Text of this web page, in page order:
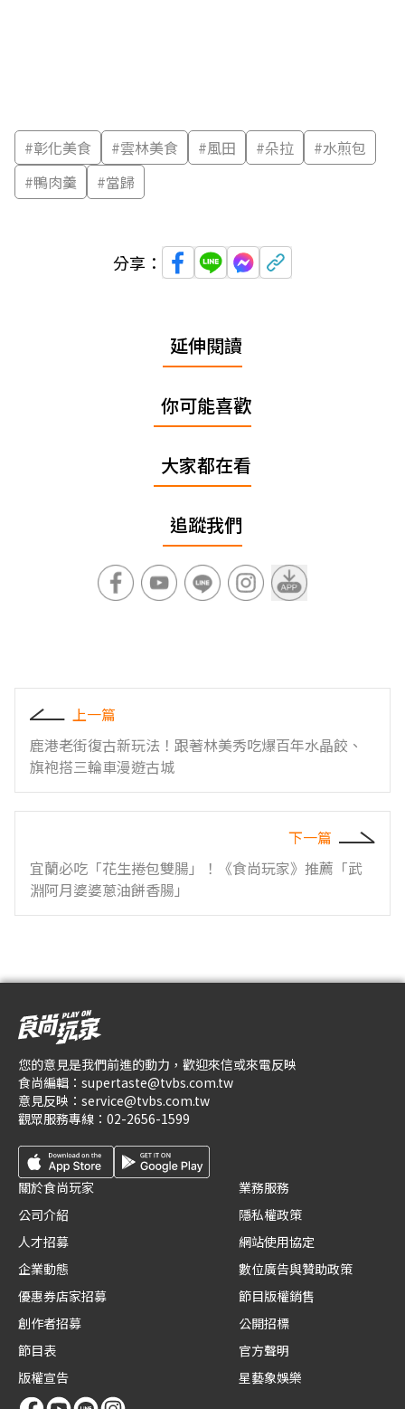
#彰化美食 #雲林美食 #風田 #朵拉 #水煎包
#鴨肉羹 #當歸
分享：
延伸閱讀
你可能喜歡
大家都在看
追蹤我們
上一篇
鹿港老街復古新玩法！跟著林美秀吃爆百年水晶餃、
旗袍搭三輪車漫遊古城
下一篇
宜蘭必吃「花生捲包雙腸」！《食尚玩家》推薦「武
淵阿月婆婆蔥油餅香腸」
您的意見是我們前進的動力，歡迎來信或來電反映
食尚編輯： supertaste@tvbs.com.tw
意見反映： service@tvbs.com.tw
觀眾服務專線： 02-2656-1599
關於食尚玩家
公司介紹
人才招募
企業動態
優惠券店家招募
創作者招募
節目表
版權宣告
業務服務
隱私權政策
網站使用協定
數位廣告與贊助政策
節目版權銷售
公開招標
官方聲明
星藝象娛樂